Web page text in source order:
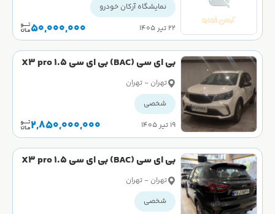
نمایشگاه آرکان خودرو
۲۲ تیر ۱۴۰۵
50,000,000
بی ای سی (BAC) بی ای سی X3 pro 1.5
لیتر سال 1404
تهران - تهران
شخصی
۱۹ تیر ۱۴۰۵
2,850,000,000
بی ای سی (BAC) بی ای سی X3 pro 1.5
لیتر سال 1404
تهران - تهران
شخصی